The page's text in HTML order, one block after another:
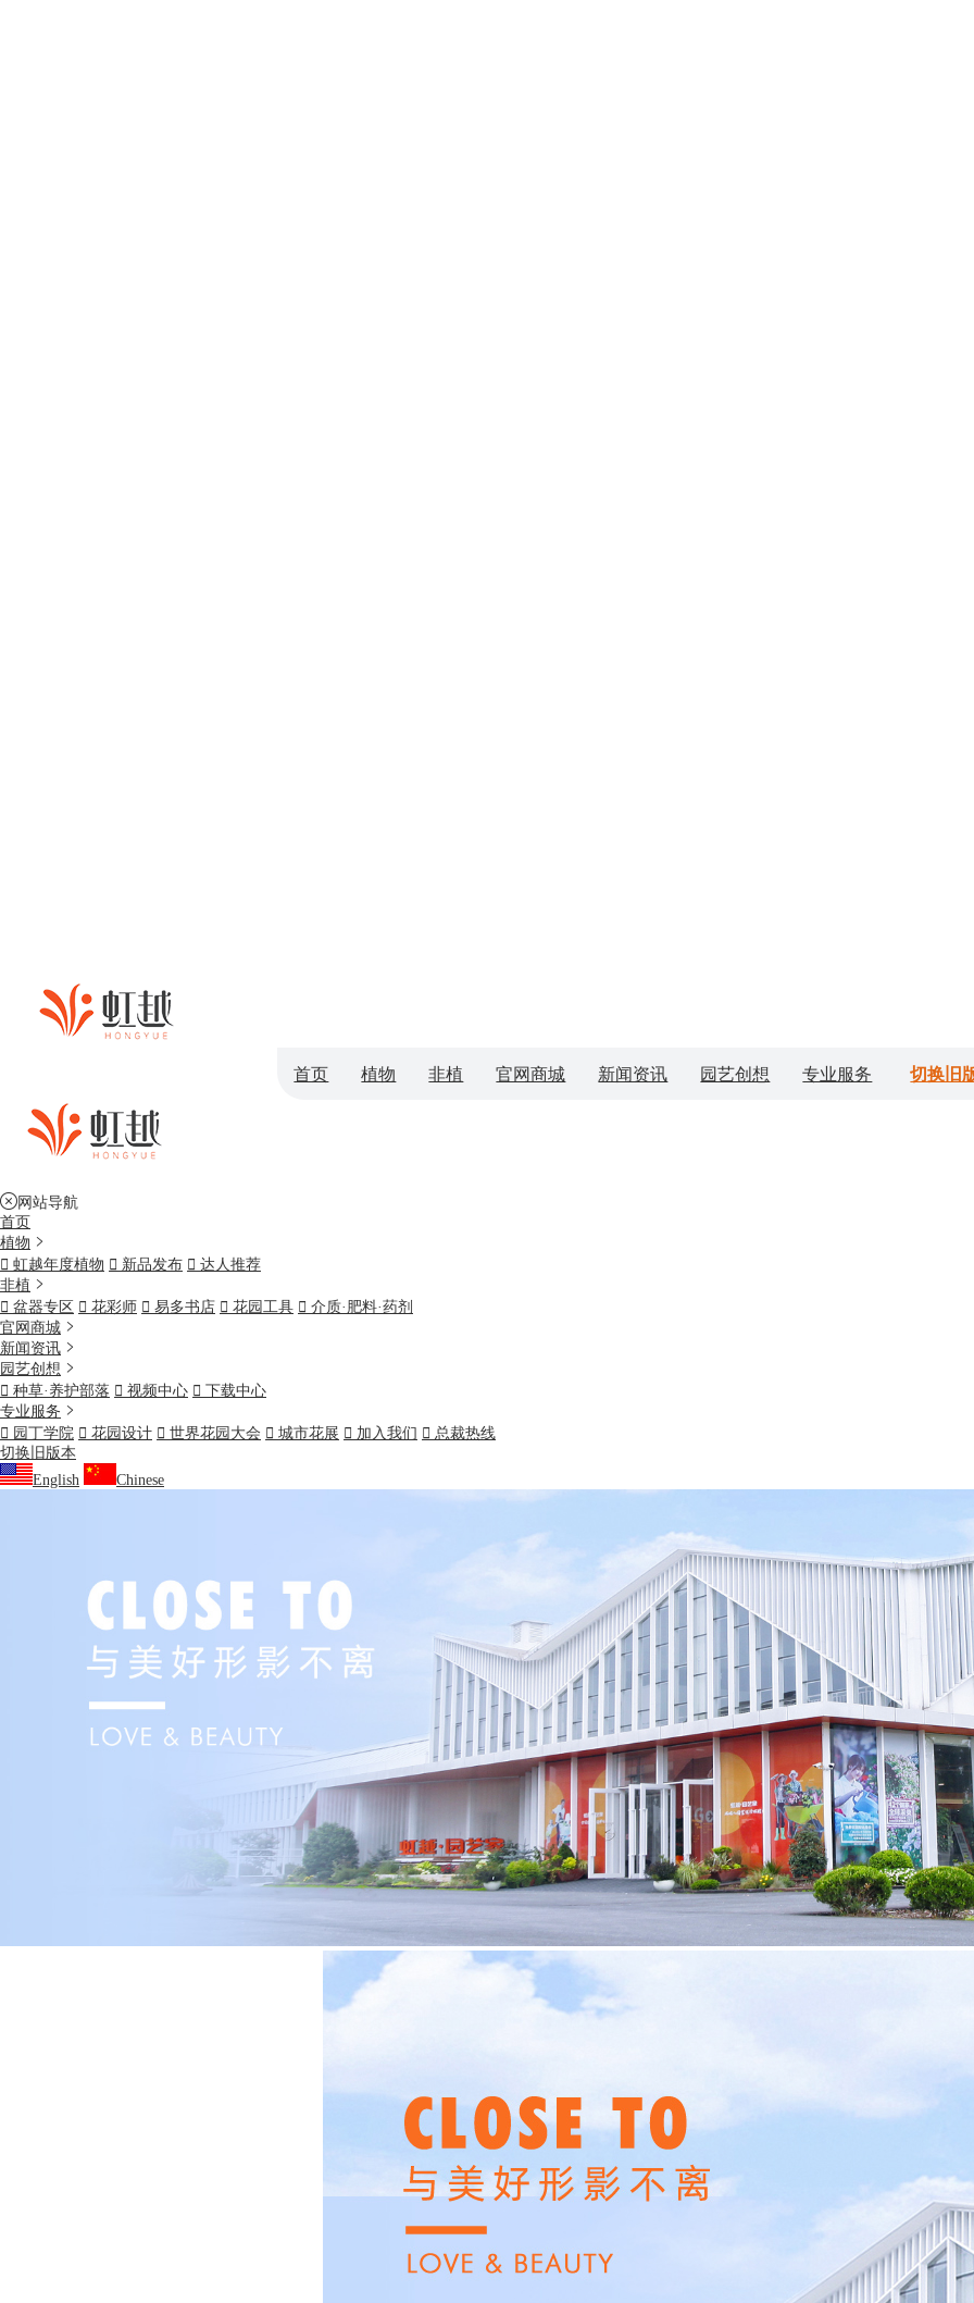
首页 植物 非植 官网商城 新闻资讯 园艺创想 专业服务 切换旧
网站导航
首页
植物
 虹越年度植物  新品发布  达人推荐
非植
 盆器专区  花彩师  易多书店  花园工具  介质·肥料·药剂
官网商城
新闻资讯
园艺创想
 种草·养护部落  视频中心  下载中心
专业服务
 园丁学院  花园设计  世界花园大会  城市花展  加入我们  总裁热线
切换旧版本
English
Chinese